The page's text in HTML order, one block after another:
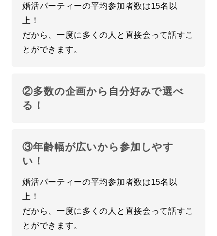
婚活パーティーの平均参加者数は15名以
上！
だから、一度に多くの人と直接会って話すこ
とができます。
②多数の企画から自分好みで選べ
る！
③年齢幅が広いから参加しやす
い！
婚活パーティーの平均参加者数は15名以
上！
だから、一度に多くの人と直接会って話すこ
とができます。